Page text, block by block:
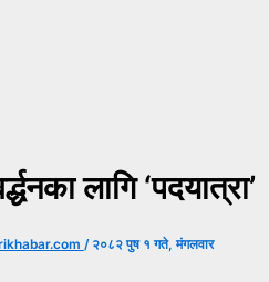
लागि ‘पदयात्रा’
/ २०८२ पुष १ गते, मंगलवार